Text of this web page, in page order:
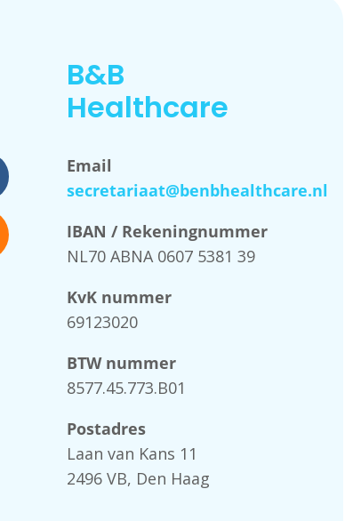
B&B
Healthcare
Email
secretariaat@benbhealthcare.nl
IBAN / Rekeningnummer
NL70 ABNA 0607 5381 39
KvK nummer
69123020
BTW nummer
8577.45.773.B01
Postadres
Laan van Kans 11
2496 VB, Den Haag